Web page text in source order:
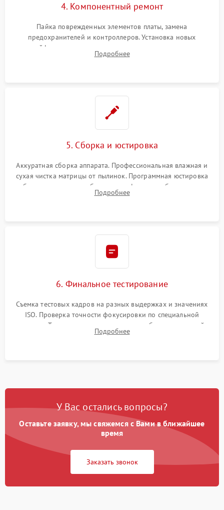
4. Компонентный ремонт
Пайка поврежденных элементов платы, замена
предохранителей и контроллеров. Установка новых
шлейфов, дисплея, механизма затвора или двигателя
автофокуса. Восстановление геометрии тубуса объектива
Подробнее
5. Сборка и юстировка
Аккуратная сборка аппарата. Профессиональная влажная и
сухая чистка матрицы от пылинок. Программная юстировка
рабочего отрезка, калибровка автофокуса, стабилизатора и
экспозамера с помощью сервисного ПО.
Подробнее
6. Финальное тестирование
Съемка тестовых кадров на разных выдержках и значениях
ISO. Проверка точности фокусировки по специальной
мишени. Тест записи на карту памяти, работы встроенной
вспышки, микрофона и всех кнопок управления.
Подробнее
У Вас остались вопросы?
Оставьте заявку, мы свяжемся с Вами в ближайшее
время
Заказать звонок